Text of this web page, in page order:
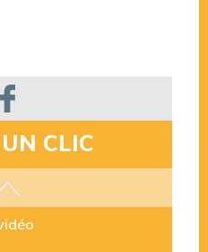
CLIC